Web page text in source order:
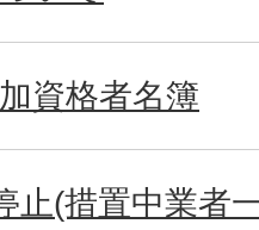
資格者名簿
止(措置中業者